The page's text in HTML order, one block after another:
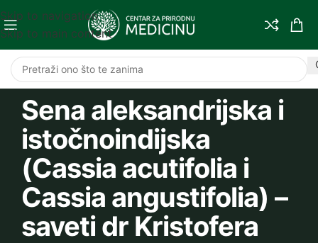
Skip to navigation
Skip to main content
Sena aleksandrijska i
istočnoindijska
(Cassia acutifolia i
Cassia angustifolia) –
saveti dr Kristofera